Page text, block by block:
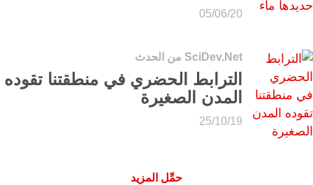
05/06/20
SciDev.Net من الحدث
الترابط الحضري في منطقتنا تقوده
المدن الصغيرة
25/10/19
حمِّل المزيد